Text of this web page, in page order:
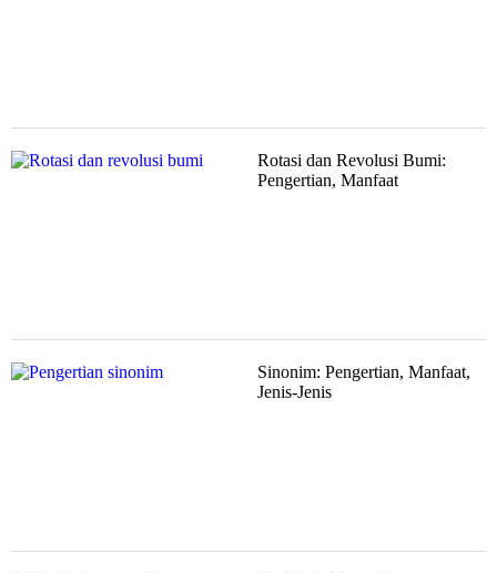
Rotasi dan Revolusi Bumi:
Pengertian, Manfaat
Sinonim: Pengertian, Manfaat,
Jenis-Jenis